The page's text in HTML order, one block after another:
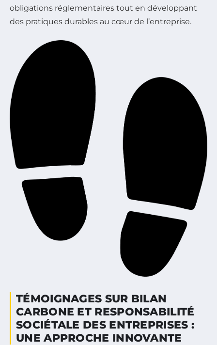
obligations réglementaires tout en développant
des pratiques durables au cœur de l’entreprise.
TÉMOIGNAGES SUR BILAN
CARBONE ET RESPONSABILITÉ
SOCIÉTALE DES ENTREPRISES :
UNE APPROCHE INNOVANTE